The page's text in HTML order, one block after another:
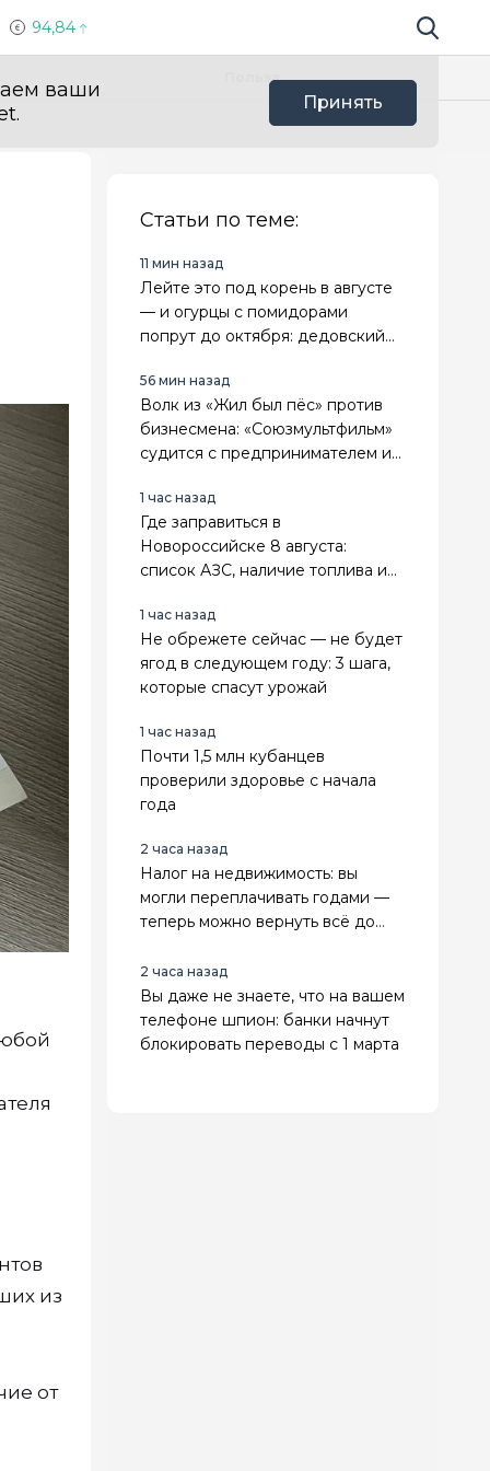
94,84 Поиск по
ваши
Принять
Польза
из
от
Статьи по теме:
11 мин назад
Лейте это под корень в августе
— и огурцы с помидорами
попрут до октября: дедовский
56 мин назад
Волк из «Жил был пёс» против
бизнесмена: «Союзмультфильм»
судится с предпринимателем из
1 час назад
Где заправиться в
Новороссийске 8 августа:
список АЗС, наличие топлива и
1 час назад
Не обрежете сейчас — не будет
ягод в следующем году: 3 шага,
которые спасут урожай
1 час назад
Почти 1,5 млн кубанцев
проверили здоровье с начала
года
2 часа назад
Налог на недвижимость: вы
могли переплачивать годами —
теперь можно вернуть всё до
2 часа назад
Вы даже не знаете, что на вашем
телефоне шпион: банки начнут
блокировать переводы с 1 марта